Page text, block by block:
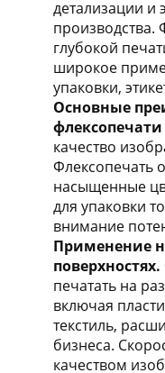
детализации и
производства.
глубокой
широкое
упаковки,
Основные
флексопечати
качество
Флексопечать
насыщенные
для упаковки
внимание
Применение
поверхностях.
печатать на
включая
текстиль,
бизнеса.
качеством